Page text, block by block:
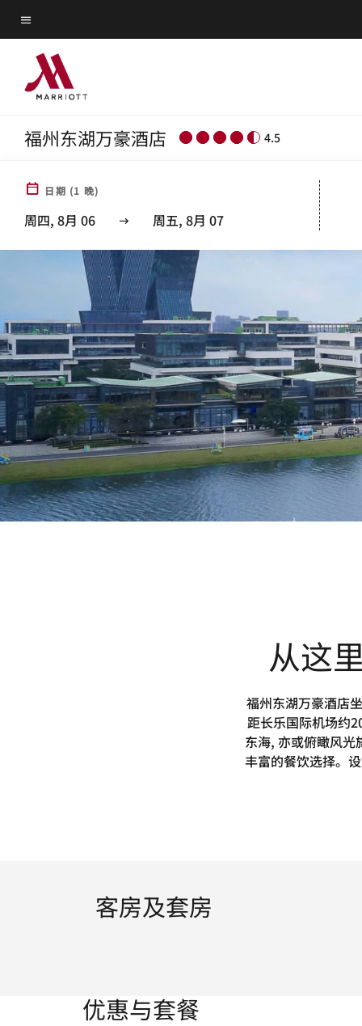
Skip
to
main
content
菜单文本
福州东湖万豪酒店 4.5
日期 (1 晚)
周四, 8月 06 周五, 8月 07
从这
福州东湖万豪酒店
距长乐国际机场约
东海, 亦或俯瞰风光
丰富的餐饮选择。
客房及套房
优惠与套餐